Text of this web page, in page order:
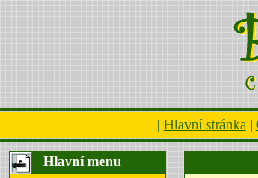
| Hlavní stránka |
Hlavní menu